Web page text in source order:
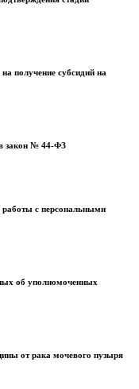
получение субсидий на
в закон № 44-ФЗ
работы с персональными
об уполномоченных
от рака мочевого пузыря